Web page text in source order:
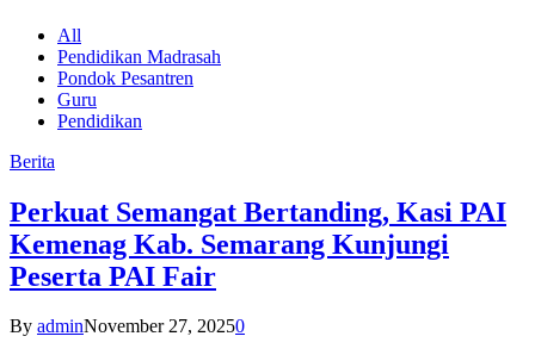
All
Pendidikan Madrasah
Pondok Pesantren
Guru
Pendidikan
Berita
Perkuat Semangat Bertanding, Kasi PAI
Kemenag Kab. Semarang Kunjungi
Peserta PAI Fair
By adminNovember 27, 20250